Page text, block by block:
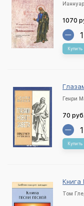
1070
Купить
Генри
70 руб.
Купить
Книга
Том